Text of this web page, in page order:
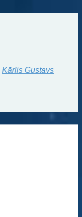
Kārlis Gustavs